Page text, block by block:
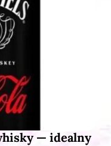
— idealny